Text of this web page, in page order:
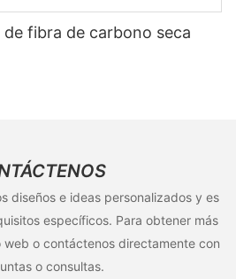
fibra de carbono seca
diseños e ideas personalizados y es
específicos. Para obtener más
web o contáctenos directamente con
o consultas.